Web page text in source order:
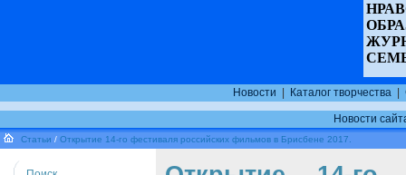
Новости Каталог творчества
Новости
Статьи / Открытие 14-го фестиваля российских фильмов в Брисбене 2017.